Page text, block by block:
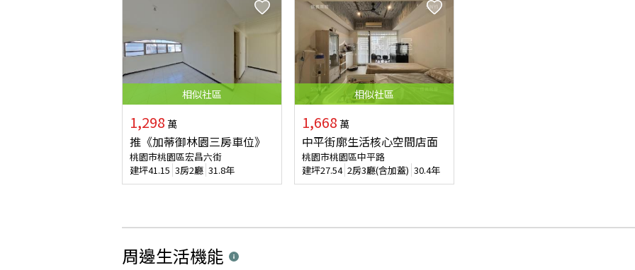
相似社區
1,298 萬
推《加蒂御林園三房車位》
桃園市桃園區宏昌六街
建坪41.15 3房2廳 31.8年
相似社區
1,668 萬
中平街廓生活核心空間店面
桃園市桃園區中平路
建坪27.54 2房3廳(含加蓋) 30.4年
周邊生活機能